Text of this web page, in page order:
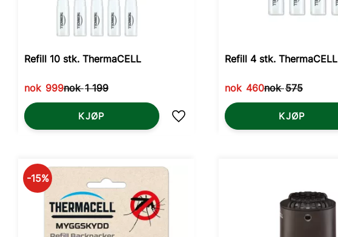
Refill 10 stk. ThermaCELL
nok 999nok1 199
Lagre som favoritt
KJØP
Refill 4 stk. ThermaCELL
nok 460nok575
KJØP
15%